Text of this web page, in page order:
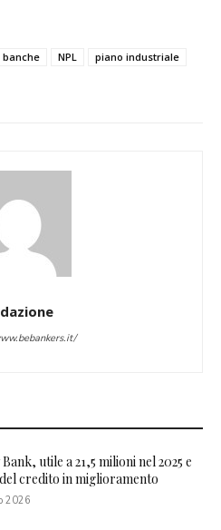
banche NPL
piano industriale
utile a 21,5 milioni nel 2025 e
credito in miglioramento
2026